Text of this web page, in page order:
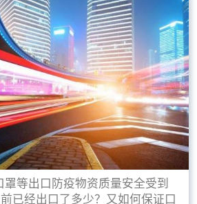
本原因。
等出口防疫物资质量安全受到
已经出口了多少？又如何保证口